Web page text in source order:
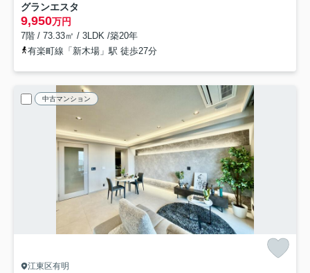
グランエスタ
9,950万円
7階 / 73.33㎡ / 3LDK /築20年
有楽町線「新木場」駅 徒歩27分
中古マンション
江東区有明